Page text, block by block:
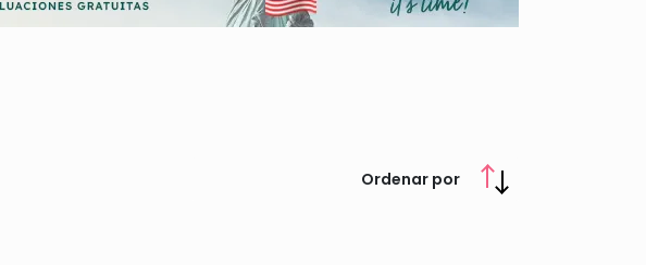
Ordenar por